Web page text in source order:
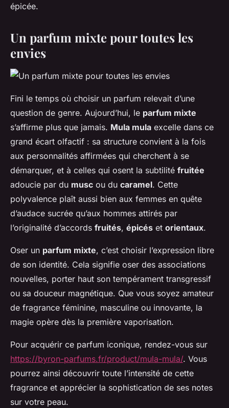
épicée.
Un parfum mixte pour toutes les
envies
Fini le temps où choisir un parfum relevait d’une
question de genre. Aujourd’hui, le parfum mixte
s’affirme plus que jamais. Mula mula excelle dans ce
grand écart olfactif : sa structure convient à la fois
aux personnalités affirmées qui cherchent à se
démarquer, et à celles qui osent la subtilité fruitée
adoucie par du musc ou du caramel. Cette
polyvalence plaît aussi bien aux femmes en quête
d’audace sucrée qu’aux hommes attirés par
l’originalité d’accords fruités, épicés et orientaux.
Oser un parfum mixte, c’est choisir l’expression libre
de son identité. Cela signifie oser des associations
nouvelles, porter haut son tempérament transgressif
ou sa douceur magnétique. Que vous soyez amateur
de fragrance féminine, masculine ou innovante, la
magie opère dès la première vaporisation.
Pour acquérir ce parfum iconique, rendez-vous sur
https://byron-parfums.fr/product/mula-mula/. Vous
pourrez ainsi découvrir toute l’intensité de cette
fragrance et apprécier la sophistication de ses notes
sur votre peau.